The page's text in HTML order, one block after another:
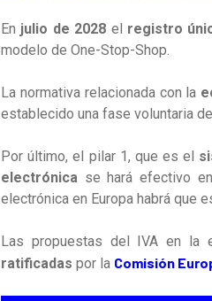
En julio de 2028 el registro
modelo de One-Stop-Shop.
La normativa relacionada con la
establecido una fase voluntaria
Por último, el pilar 1, que es el
electrónica se hará efectivo en
electrónica en Europa habrá que
Las propuestas del IVA en la
ratificadas por la Comisión